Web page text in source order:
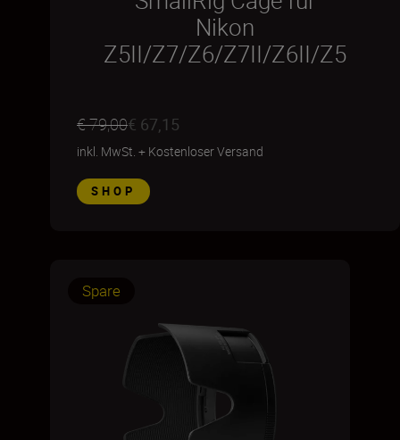
Nikon
Z5II/Z7/Z6/Z7II/Z6II/Z5
€ 79,00€ 67,15
inkl. MwSt. + Kostenloser Versand
SHOP
Spare